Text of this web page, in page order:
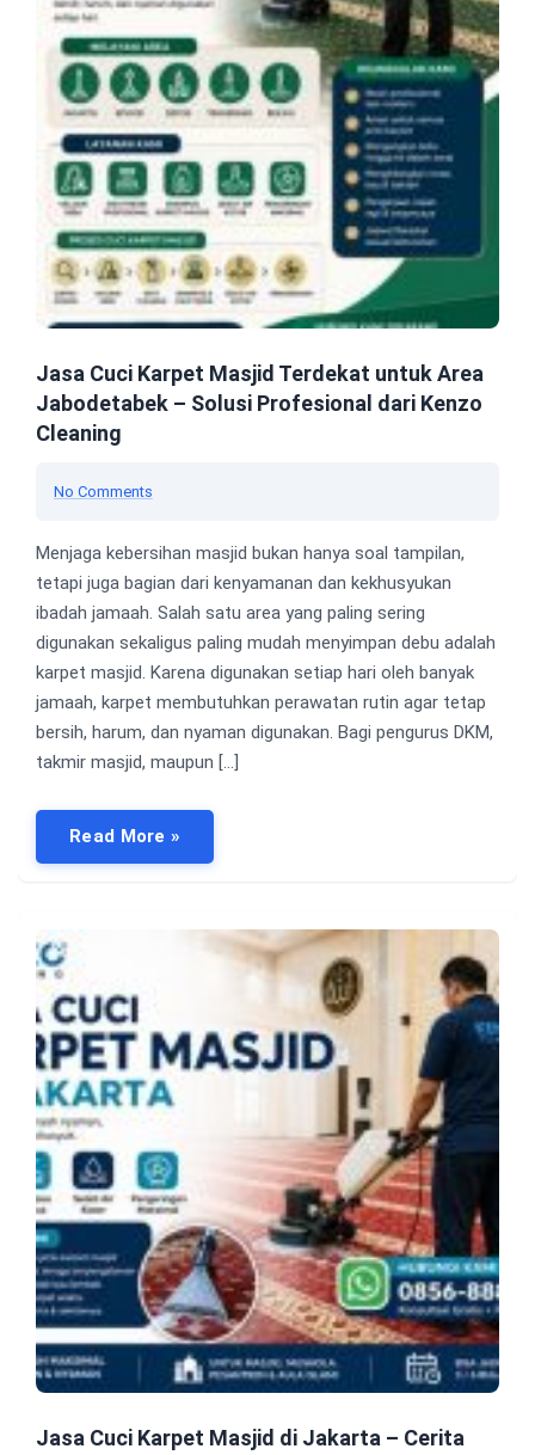
Jasa Cuci Karpet Masjid Terdekat untuk Area
Jabodetabek – Solusi Profesional dari Kenzo
Cleaning
No Comments
Menjaga kebersihan masjid bukan hanya soal tampilan,
tetapi juga bagian dari kenyamanan dan kekhusyukan
ibadah jamaah. Salah satu area yang paling sering
digunakan sekaligus paling mudah menyimpan debu adalah
karpet masjid. Karena digunakan setiap hari oleh banyak
jamaah, karpet membutuhkan perawatan rutin agar tetap
bersih, harum, dan nyaman digunakan. Bagi pengurus DKM,
takmir masjid, maupun […]
Read More »
Jasa Cuci Karpet Masjid di Jakarta – Cerita